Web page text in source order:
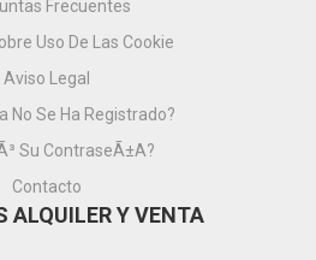
Frecuentes
Uso De Las Cookie
Aviso Legal
No Se Ha Registrado?
Su ContraseÃ±a?
Contacto
ALQUILER Y VENTA